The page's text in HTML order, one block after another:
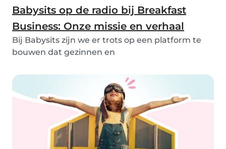
Babysits op de radio bij Breakfast
Business: Onze missie en verhaal
Bij Babysits zijn we er trots op een platform te
bouwen dat gezinnen en
veilige, transparante en toegankelijke manier
met elkaar verbindt. Onlangs kregen we de
gelegenheid om live op de radio me...